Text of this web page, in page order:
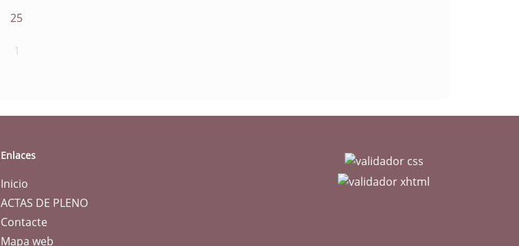
25
1
Enlaces
Inicio
ACTAS DE PLENO
Contacte
Mapa web